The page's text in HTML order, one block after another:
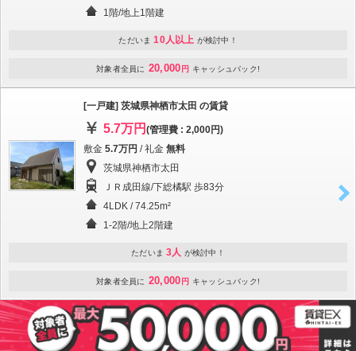
1階/地上1階建
ただいま 10人以上 が検討中！
対象者全員に 20,000 円 キャッシュバック!
[一戸建] 茨城県神栖市太田 の賃貸
5.7万円 (管理費 : 2,000円)
敷金 5.7万円 / 礼金 無料
茨城県神栖市太田
ＪＲ成田線/下総橘駅 歩83分
4LDK / 74.25m²
1-2階/地上2階建
ただいま 3人 が検討中！
対象者全員に 20,000 円 キャッシュバック!